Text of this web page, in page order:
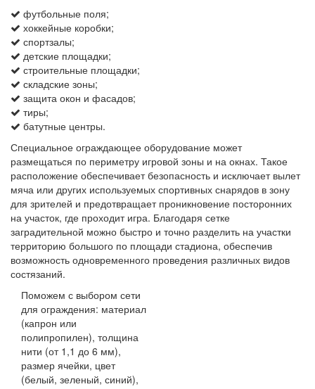
футбольные поля;
хоккейные коробки;
спортзалы;
детские площадки;
строительные площадки;
складские зоны;
защита окон и фасадов;
тиры;
батутные центры.
Специальное ограждающее оборудование может
размещаться по периметру игровой зоны и на окнах. Такое
расположение обеспечивает безопасность и исключает вылет
мяча или других используемых спортивных снарядов в зону
для зрителей и предотвращает проникновение посторонних
на участок, где проходит игра. Благодаря сетке
заградительной можно быстро и точно разделить на участки
территорию большого по площади стадиона, обеспечив
возможность одновременного проведения различных видов
состязаний.
Поможем с выбором сети
для ограждения: материал
(капрон или
полипропилен), толщина
нити (от 1,1 до 6 мм),
размер ячейки, цвет
(белый, зеленый, синий),